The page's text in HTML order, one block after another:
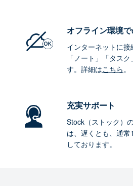
オフライン環境
インターネットに接
「ノート」「タス
す。詳細はこちら。
充実サポート
Stock（ストック）
は、遅くとも、通
しております。